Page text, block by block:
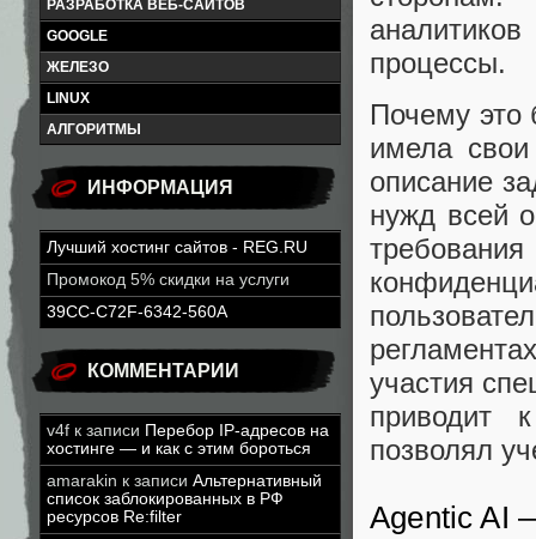
РАЗРАБОТКА ВЕБ-САЙТОВ
GOOGLE
ЖЕЛЕЗО
LINUX
АЛГОРИТМЫ
ИНФОРМАЦИЯ
Лучший хостинг сайтов - REG.RU
Промокод 5% скидки на услуги
39CC-C72F-6342-560A
КОММЕНТАРИИ
v4f к записи Перебор IP-адресов на
хостинге — и как с этим бороться
amarakin к записи Альтернативный
список заблокированных в РФ
ресурсов Re:filter
процессы.
Почему это
имела свои
описание
нужд всей
участия
приводит
позволял
Agentic AI